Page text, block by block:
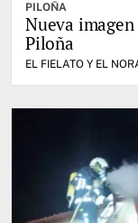
PILOÑA
Nueva
Piloña
EL FIELATO Y EL